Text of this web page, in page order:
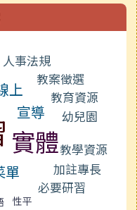
人事法規
上 教案徵選
教育資源
宣導 幼兒園
實體教學資源
單
加註專長
必要研習
性平